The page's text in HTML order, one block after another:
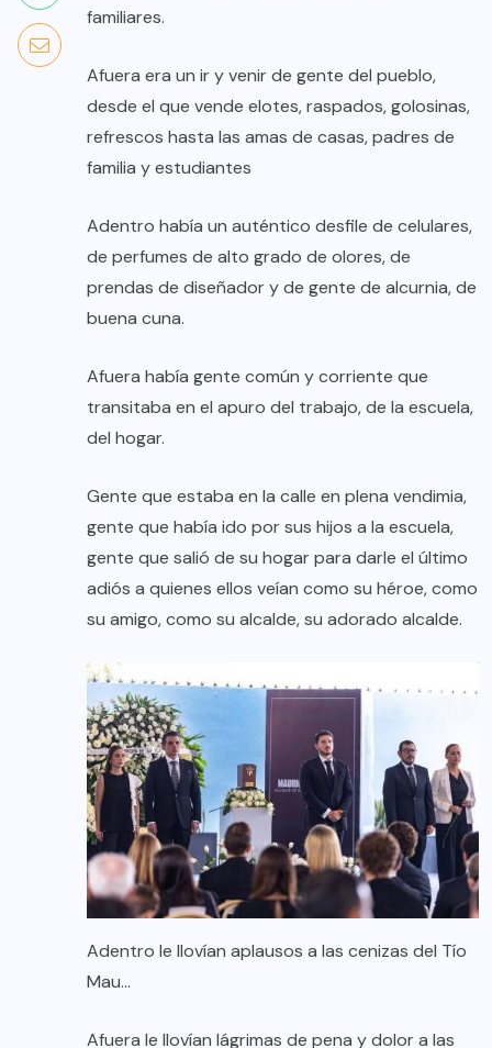
familiares.
Afuera era un ir y venir de gente del pueblo,
desde el que vende elotes, raspados, golosinas,
refrescos hasta las amas de casas, padres de
familia y estudiantes
Adentro había un auténtico desfile de celulares,
de perfumes de alto grado de olores, de
prendas de diseñador y de gente de alcurnia, de
buena cuna.
Afuera había gente común y corriente que
transitaba en el apuro del trabajo, de la escuela,
del hogar.
Gente que estaba en la calle en plena vendimia,
gente que había ido por sus hijos a la escuela,
gente que salió de su hogar para darle el último
adiós a quienes ellos veían como su héroe, como
su amigo, como su alcalde, su adorado alcalde.
Adentro le llovían aplausos a las cenizas del Tío
Mau…
Afuera le llovían lágrimas de pena y dolor a las